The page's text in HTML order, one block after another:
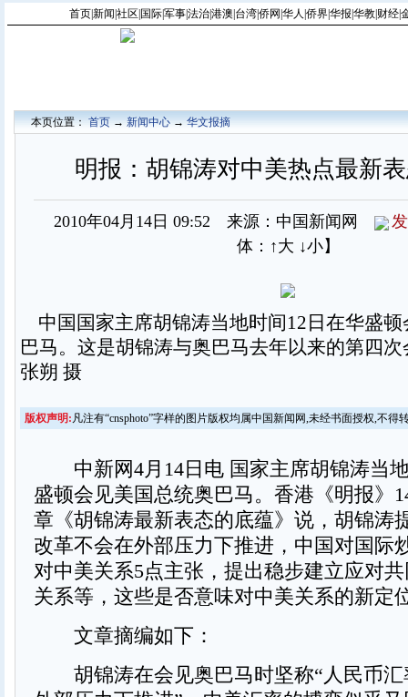
首页|新闻 社区 国际|军事|法治|港澳 台湾|侨网 华人 侨界|华报 华教| 财经|
本页位置：首页→新闻中心→华文报摘
明报：胡锦涛对中美热点最新
2010年04月14日 09:52 来源：中国新闻网
体： ↑大 ↓小】
中国国家主席胡锦涛当地时间12日在华盛
巴马。这是胡锦涛与奥巴马去年以来的第四
张朔 摄
版权声明:凡注有“cnsphoto”字样的图片版权均属中国新闻网,未经书面授权,不得
中新网4月14日电 国家主席胡锦涛当
盛顿会见美国总统奥巴马。香港《明报》
章《胡锦涛最新表态的底蕴》说，胡锦涛
改革不会在外部压力下推进，中国对国际
对中美关系5点主张，提出稳步建立应对
关系等，这些是否意味对中美关系的新定
文章摘编如下：
胡锦涛在会见奥巴马时坚称“人民币汇